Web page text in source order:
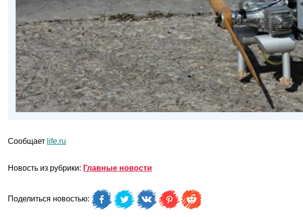
Сообщает life.ru
Новость из рубрики: Главные новости
Поделиться новостью: